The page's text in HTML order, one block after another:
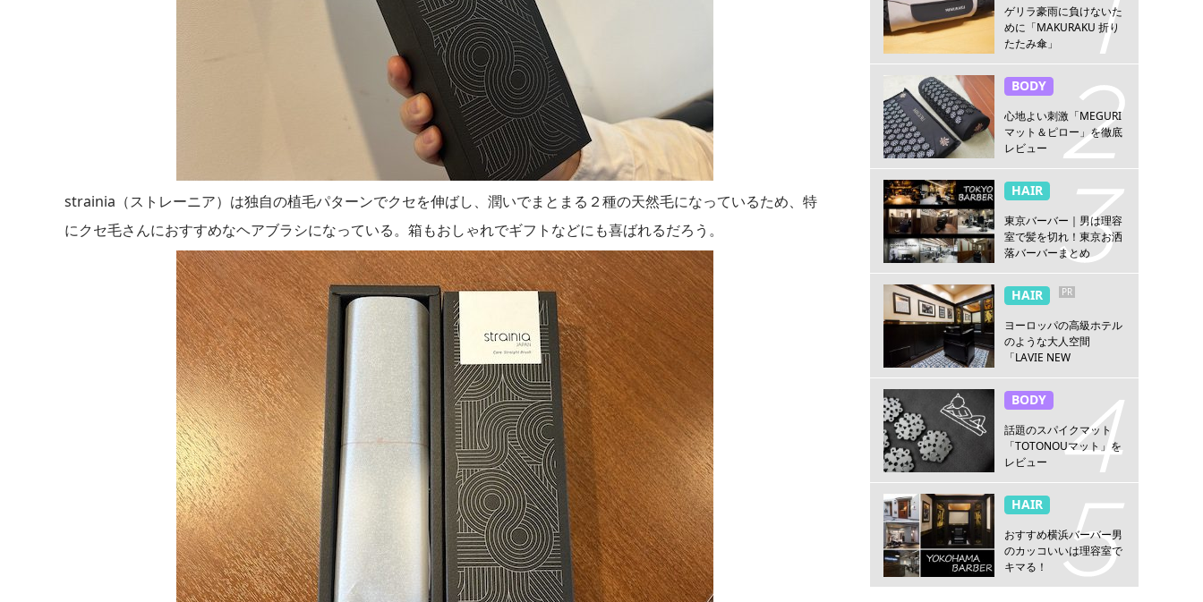
strainia（ストレーニア）は独自の植毛パターンでクセを伸ばし、潤いでまとまる２種の天然毛になっているため、特
にクセ毛さんにおすすめなヘアブラシになっている。箱もおしゃれでギフトなどにも喜ばれるだろう。
ゲリラ豪雨に負けないた
めに「MAKURAKU 折り
たたみ傘」
BODY
心地よい刺激「MEGURI
マット＆ピロー」を徹底
レビュー
HAIR
東京バーバー｜男は理容
室で髪を切れ！東京お洒
落バーバーまとめ
HAIR PR
ヨーロッパの高級ホテル
のような大人空間
「LAVIE NEW
店」
BODY
話題のスパイクマット
「TOTONOUマット」を
レビュー
HAIR
おすすめ横浜バーバー男
のカッコいいは理容室で
キマる！